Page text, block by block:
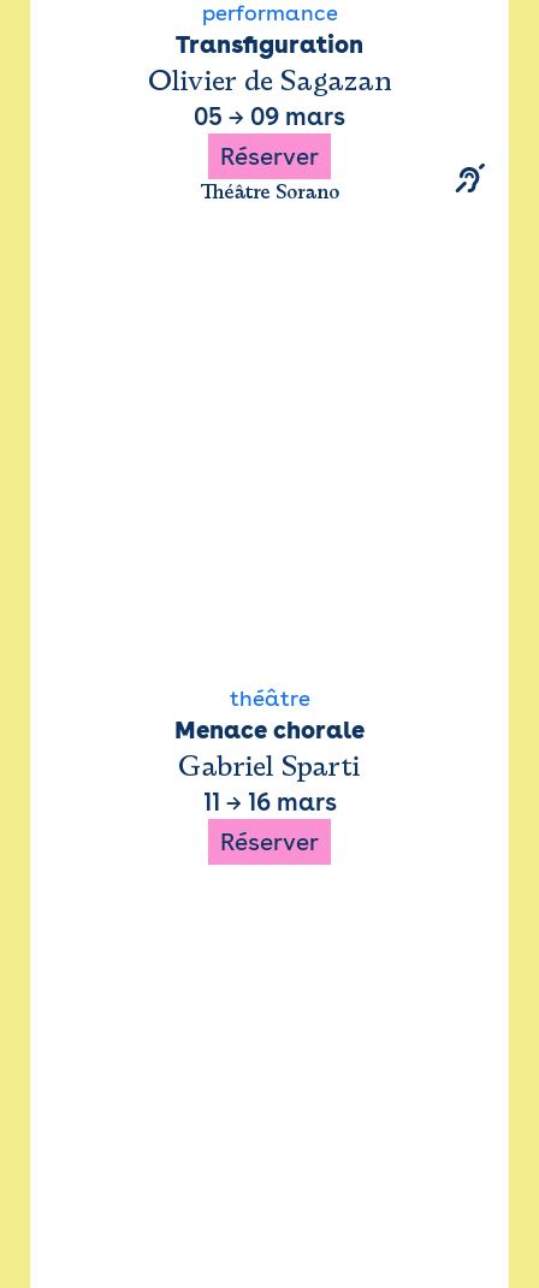
performance
Transfiguration
Olivier de Sagazan
05 → 09 mars
Réserver
Théâtre Sorano
théâtre
Menace chorale
Gabriel Sparti
11 → 16 mars
Réserver